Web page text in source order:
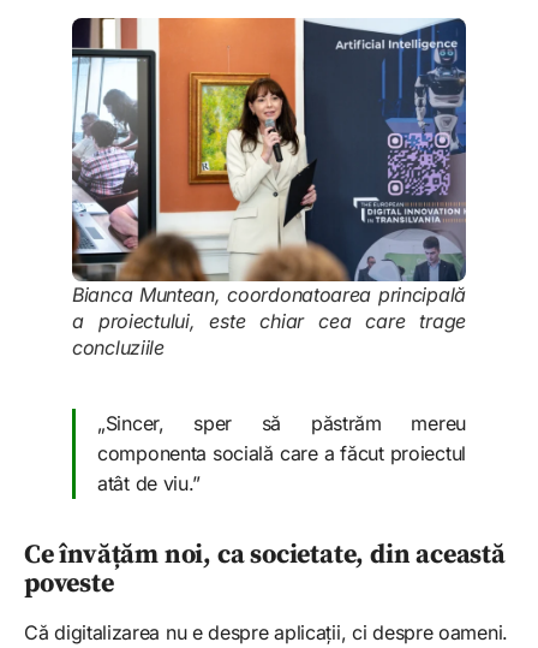
Bianca Muntean, coordonatoarea principală
a proiectului, este chiar cea care trage
concluziile
„Sincer, sper să păstrăm mereu
componenta socială care a făcut proiectul
atât de viu.”
Ce învățăm noi, ca societate, din această
poveste
Că digitalizarea nu e despre aplicații, ci despre oameni.